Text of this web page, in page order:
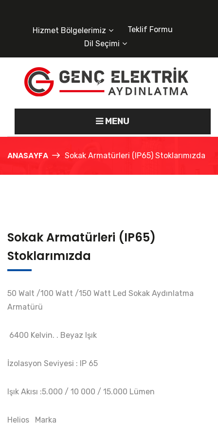
Hizmet Bölgelerimiz
Teklif Formu
Dil Seçimi
MENU
ANASAYFA Sokak Armatürleri (IP65) Stoklarımızda
Sokak Armatürleri (IP65)
Stoklarımızda
50 Walt /100 Watt /150 Watt Led Sokak Aydınlatma
Armatürü
6400 Kelvin. . Beyaz Işık
İzolasyon Seviyesi : IP 65
Işık Akısı :5.000 / 10 000 / 15.000 Lümen
Helios Marka